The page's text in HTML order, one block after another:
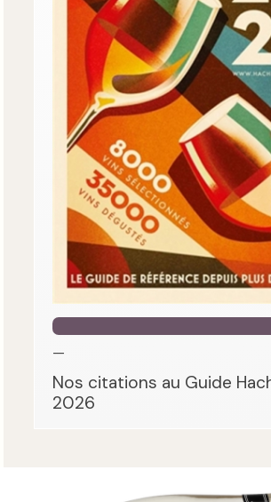
—
Nos citations au Guide
2026